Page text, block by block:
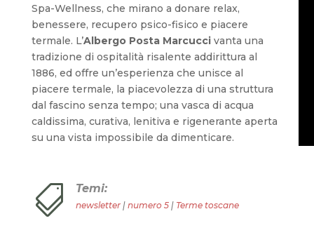
Spa-Wellness, che mirano a donare relax,
benessere, recupero psico-fisico e piacere
termale. L’Albergo Posta Marcucci vanta una
tradizione di ospitalità risalente addirittura al
1886, ed offre un’esperienza che unisce al
piacere termale, la piacevolezza di una struttura
dal fascino senza tempo; una vasca di acqua
caldissima, curativa, lenitiva e rigenerante aperta
su una vista impossibile da dimenticare.
 Temi:
newsletter| numero 5| Terme toscane